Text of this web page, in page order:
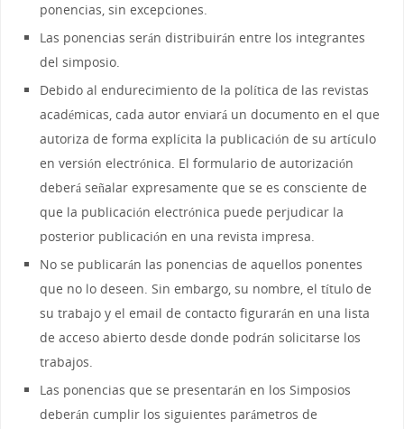
ponencias, sin excepciones.
Las ponencias serán distribuirán entre los integrantes
del simposio.
Debido al endurecimiento de la política de las revistas
académicas, cada autor enviará un documento en el que
autoriza de forma explícita la publicación de su artículo
en versión electrónica. El formulario de autorización
deberá señalar expresamente que se es consciente de
que la publicación electrónica puede perjudicar la
posterior publicación en una revista impresa.
No se publicarán las ponencias de aquellos ponentes
que no lo deseen. Sin embargo, su nombre, el título de
su trabajo y el email de contacto figurarán en una lista
de acceso abierto desde donde podrán solicitarse los
trabajos.
Las ponencias que se presentarán en los Simposios
deberán cumplir los siguientes parámetros de